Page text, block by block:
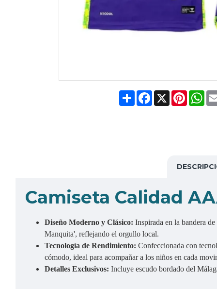
ShareFacebook
X
Camiseta Calidad
Diseño Moderno y Clásico: Inspirada en la bandera
Manquita', reflejando el orgullo local.
Tecnología de Rendimiento: Confeccionada con
cómodo, ideal para acompañar a los niños en cada
Detalles Exclusivos: Incluye escudo bordado del